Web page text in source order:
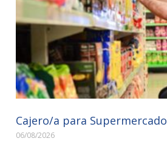
Cajero/a para Supermercado
06/08/2026